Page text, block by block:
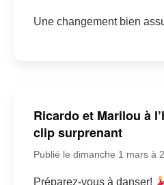
Une changement bien
Ricardo et Marilou à
clip surprenant
Publié le dimanche 1 mars à
Préparez-vous à danser!